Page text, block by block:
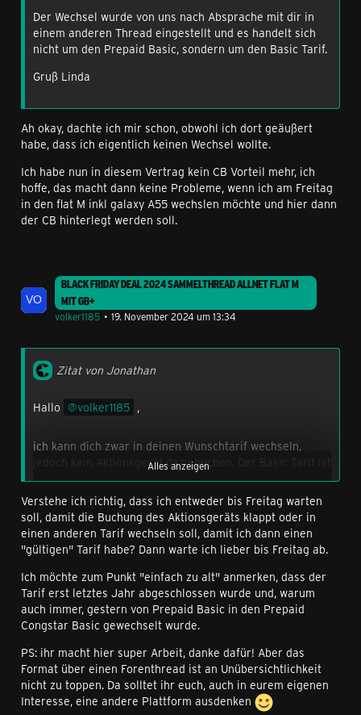
Der Wechsel wurde von uns nach Absprache mit dir in
einem anderen Thread eingestellt und es handelt sich
nicht um den Prepaid Basic, sondern um den Basic Tarif.
Gruß Linda
Ah okay, dachte ich mir schon, obwohl ich dort geäußert
habe, dass ich eigentlich keinen Wechsel wollte.
Ich habe nun in diesem Vertrag kein CB Vorteil mehr, ich
hoffe, das macht dann keine Probleme, wenn ich am Freitag
in den flat M inkl galaxy A55 wechslen möchte und hier dann
der CB hinterlegt werden soll.
BLACK FRIDAY DEAL 2024 SAMMELTHREAD ALLNET FLAT M
MIT GB+
volker1185
19. November 2024 um 13:34
Zitat von Jonathan
Hallo volker1185 ,
ich kann dich zwar in deinen Wunschtarif wechseln,
jedoch kein Aktionsgerät dazu buchen. Der Basic Tarif ist
einfach zu alt und wurde daher nicht bedacht. Das soll
jetzt auf meine Rückfrage zum Start der
Neukundenangeboten zum Freitag nachgereicht werden.
Bitte melde dich ab Freitagmittag erneut.
Alternativ kannst du zum Beispiel über die App zu
Allnet Flat S oder congstar Allnet Flat S Extra) und dich
morgen nach Wechsel melden. Aus diesem Tarif wäre
der Wechsel mit Endgerät auch vorher schon möglich.
Bitte entschuldige die entstandenen
Unannehmlichkeiten.
Viele Grüße
Alles anzeigen
Verstehe ich richtig, dass ich entweder bis Freitag warten
soll, damit die Buchung des Aktionsgeräts klappt oder in
einen anderen Tarif wechseln soll, damit ich dann einen
"gültigen" Tarif habe? Dann warte ich lieber bis Freitag ab.
Ich möchte zum Punkt "einfach zu alt" anmerken, dass der
Tarif erst letztes Jahr abgeschlossen wurde und, warum
auch immer, gestern von Prepaid Basic in den Prepaid
Congstar Basic gewechselt wurde.
PS: ihr macht hier super Arbeit, danke dafür! Aber das
Format über einen Forenthread ist an Unübersichtlichkeit
nicht zu toppen. Da solltet ihr euch, auch in eurem eigenen
Interesse, eine andere Plattform ausdenken